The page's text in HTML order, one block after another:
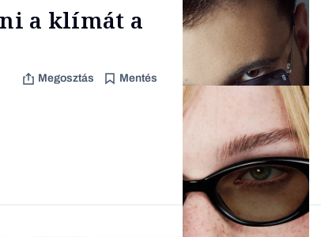
a klímát a
Megosztás Mentés
Content Lab HUB
Forbes-sztori